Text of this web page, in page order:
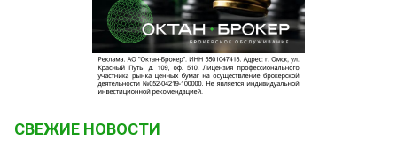
СВЕЖИЕ НОВОСТИ